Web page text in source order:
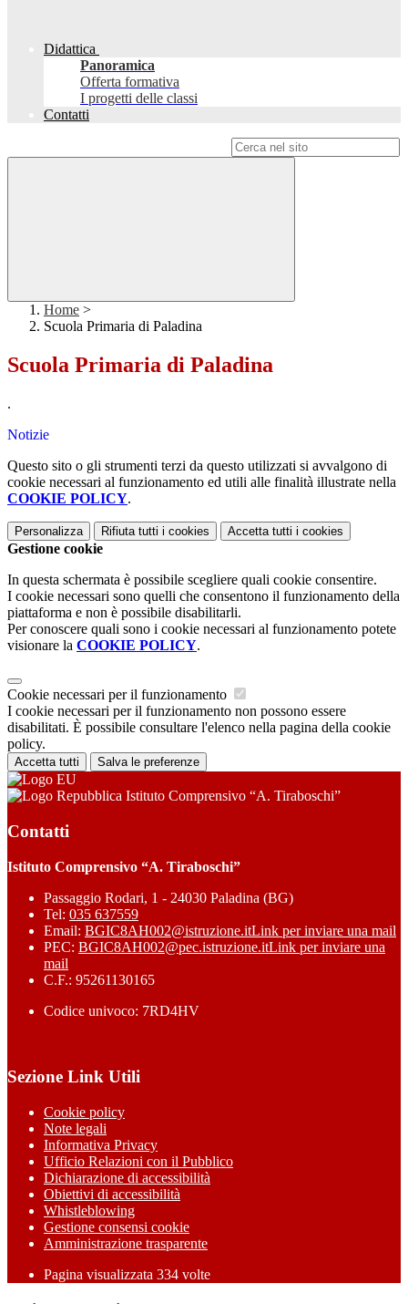
Didattica
Panoramica
Offerta formativa
I progetti delle classi
Contatti
Home >
Scuola Primaria di Paladina
Scuola Primaria di Paladina
.
Notizie
Questo sito o gli strumenti terzi da questo utilizzati si avvalgono di
cookie necessari al funzionamento ed utili alle finalità illustrate nella
COOKIE POLICY.
Personalizza Rifiuta tutti i cookies Accetta tutti i cookies
Gestione cookie
In questa schermata è possibile scegliere quali cookie consentire.
I cookie necessari sono quelli che consentono il funzionamento della
piattaforma e non è possibile disabilitarli.
Per conoscere quali sono i cookie necessari al funzionamento potete
visionare la COOKIE POLICY.
Cookie necessari per il funzionamento
I cookie necessari per il funzionamento non possono essere
disabilitati. È possibile consultare l'elenco nella pagina della cookie
policy.
Accetta tutti Salva le preferenze
Istituto Comprensivo “A. Tiraboschi”
Contatti
Istituto Comprensivo “A. Tiraboschi”
Passaggio Rodari, 1 - 24030 Paladina (BG)
Tel: 035 637559
Email: BGIC8AH002@istruzione.itLink per inviare una mail
PEC: BGIC8AH002@pec.istruzione.itLink per inviare una
mail
C.F.: 95261130165
Codice univoco: 7RD4HV
Sezione Link Utili
Cookie policy
Note legali
Informativa Privacy
Ufficio Relazioni con il Pubblico
Dichiarazione di accessibilità
Obiettivi di accessibilità
Whistleblowing
Gestione consensi cookie
Amministrazione trasparente
Pagina visualizzata 334 volte